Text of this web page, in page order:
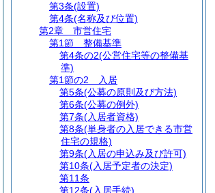
第3条(設置)
第4条(名称及び位置)
第2章
市営住宅
第1節
整備基準
第4条の2(公営住宅等の整備基
準)
第1節の2
入居
第5条(公募の原則及び方法)
第6条(公募の例外)
第7条(入居者資格)
第8条(単身者の入居できる市営
住宅の規格)
第9条(入居の申込み及び許可)
第10条(入居予定者の決定)
第11条
第12条(入居手続)